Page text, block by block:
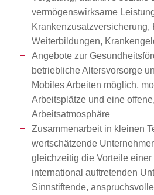
vermögenswirksame
Krankenzusatzversicherung,
Weiterbildungen,
Angebote zur
betriebliche Altersvorsorge
Mobiles Arbeiten möglich,
Arbeitsplätze und eine
Arbeitsatmosphäre
Zusammenarbeit in kleinen
wertschätzende
gleichzeitig die Vorteile
international auftretenden
Sinnstiftende,